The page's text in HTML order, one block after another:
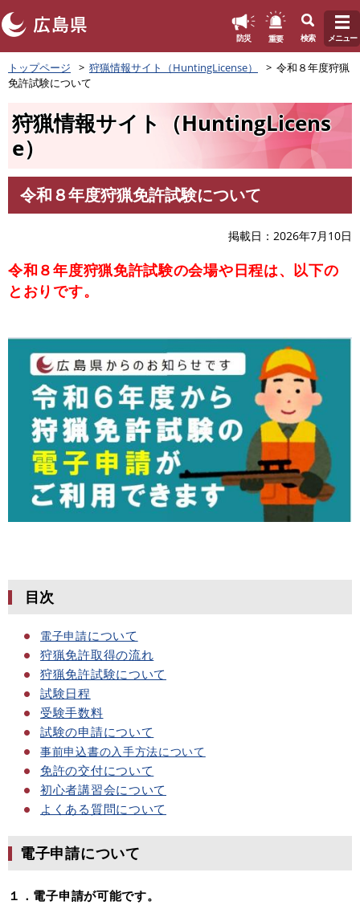
ペ
ー
ジ
す
防災 重要 検索 メニュー
トップページ 狩猟情報サイト（HuntingLicense）
令和８年度狩猟
免許試験について
狩猟情報サイト（HuntingLicens
e）
文
令和８年度狩猟免許試験について
掲載日 2026年7月10日
令和８年度狩猟免許試験の会場や日程は、以下の
とおりです。
目次
電子申請について
狩猟免許取得の流れ
狩猟免許試験について
試験日程
受験手数料
試験の申請について
事前申込書の入手方法について
免許の交付について
初心者講習会について
よくある質問について
電子申請について
１．電子申請が可能です。